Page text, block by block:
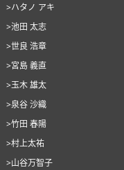
>ハタノ アキ
>池田 太志
>世良 浩章
>宮島 義直
>玉木 雄太
>泉谷 沙織
>竹田 春陽
>村上太祐
>山谷万智子